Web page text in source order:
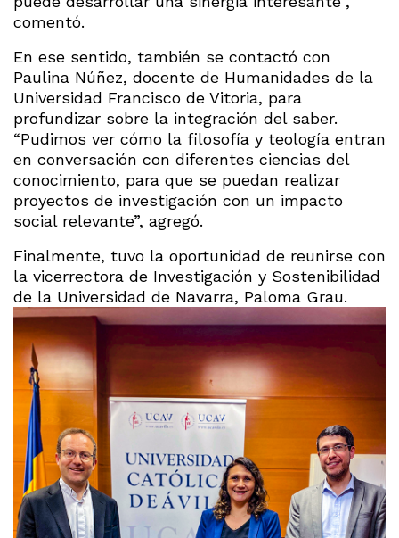
comentó.
En ese sentido, también se contactó con
Paulina Núñez, docente de Humanidades de la
Universidad Francisco de Vitoria, para
profundizar sobre la integración del saber.
“Pudimos ver cómo la filosofía y teología entran
en conversación con diferentes ciencias del
conocimiento, para que se puedan realizar
proyectos de investigación con un impacto
social relevante”, agregó.
Finalmente, tuvo la oportunidad de reunirse con
la vicerrectora de Investigación y Sostenibilidad
de la Universidad de Navarra, Paloma Grau.